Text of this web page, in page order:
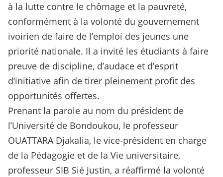
à la lutte contre le chômage et la pauvreté,
conformément à la volonté du gouvernement
ivoirien de faire de l’emploi des jeunes une
priorité nationale. Il a invité les étudiants à faire
preuve de discipline, d’audace et d’esprit
d’initiative afin de tirer pleinement profit des
opportunités offertes.
Prenant la parole au nom du président de
l’Université de Bondoukou, le professeur
OUATTARA Djakalia, le vice-président en charge
de la Pédagogie et de la Vie universitaire,
professeur SIB Sié Justin, a réaffirmé la volonté